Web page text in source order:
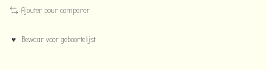
Ajouter pour comparer
♥ Bewaar voor geboortelijst